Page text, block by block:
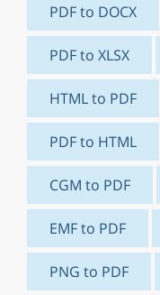
PDF to DOCX
PDF to XLSX
HTML to PDF
PDF to HTML
CGM to PDF
EMF to PDF
PNG to PDF